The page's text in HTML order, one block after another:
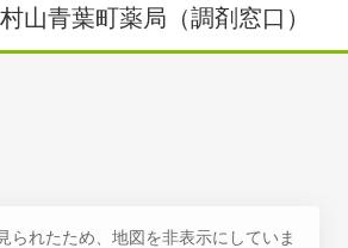
山青葉町薬局（調剤窓口）
られたため、地図を非表示にしていま